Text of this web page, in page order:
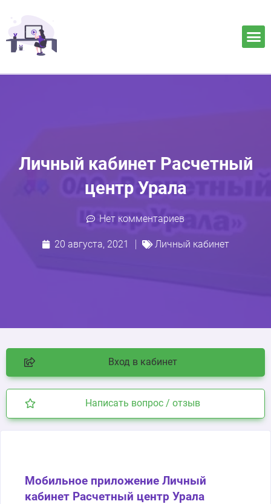
Личный кабинет Расчетный
центр Урала
Нет комментариев
20 августа, 2021 Личный кабинет
Вход в кабинет
Написать вопрос / отзыв
Мобильное приложение Личный
кабинет Расчетный центр Урала